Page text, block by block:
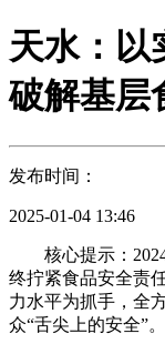
天水：以
破解基层
发布时间：
2025-01-04 13:46
核心提示：2024
终拧紧食品安全责
力水平为抓手，全
众“舌尖上的安全”。